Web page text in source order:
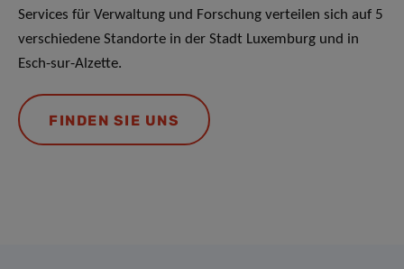
Services für Verwaltung und Forschung verteilen sich auf 5
verschiedene Standorte in der Stadt Luxemburg und in
Esch-sur-Alzette.
FINDEN SIE UNS